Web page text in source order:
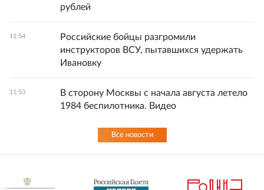
рублей
11:54
Российские бойцы разгромили
инструкторов ВСУ, пытавшихся удержать
Ивановку
11:53
В сторону Москвы с начала августа летело
1984 беспилотника. Видео
Все новости